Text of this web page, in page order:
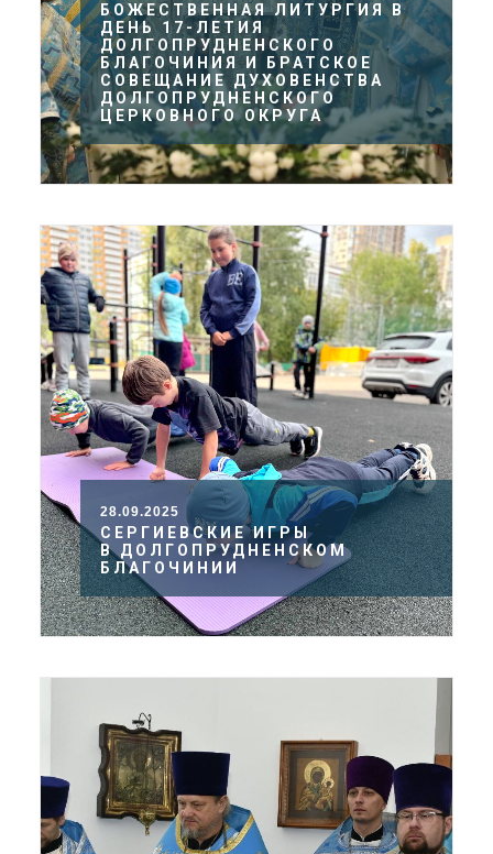
БОЖЕСТВЕННАЯ ЛИТУРГИЯ В
ДЕНЬ 17-ЛЕТИЯ
ДОЛГОПРУДНЕНСКОГО
БЛАГОЧИНИЯ И БРАТСКОЕ
СОВЕЩАНИЕ ДУХОВЕНСТВА
ДОЛГОПРУДНЕНСКОГО
ЦЕРКОВНОГО ОКРУГА
28.09.2025
СЕРГИЕВСКИЕ ИГРЫ
В ДОЛГОПРУДНЕНСКОМ
БЛАГОЧИНИИ